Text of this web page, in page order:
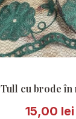
Tull cu brode în
15,00 lei